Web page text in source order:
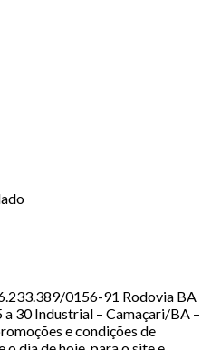
0156-91 Rodovia BA
a 30 Industrial – Camaçari/BA –
e condições de